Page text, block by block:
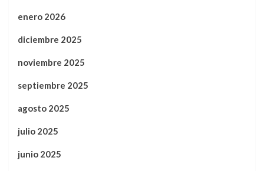
enero 2026
diciembre 2025
noviembre 2025
septiembre 2025
agosto 2025
julio 2025
junio 2025